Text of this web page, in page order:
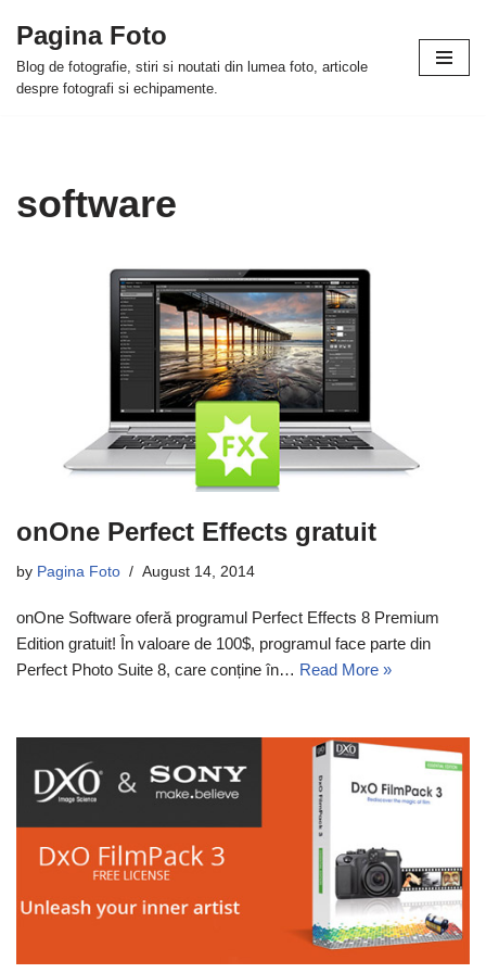
Skip
to
Pagina Foto
Blog de fotografie, stiri si noutati din lumea foto, articole
despre fotografi si echipamente.
software
onOne Perfect Effects gratuit
by Pagina Foto August 14, 2014
onOne Software oferă programul Perfect Effects 8 Premium
Edition gratuit! În valoare de 100$, programul face parte din
Perfect Photo Suite 8, care conține în… Read More »